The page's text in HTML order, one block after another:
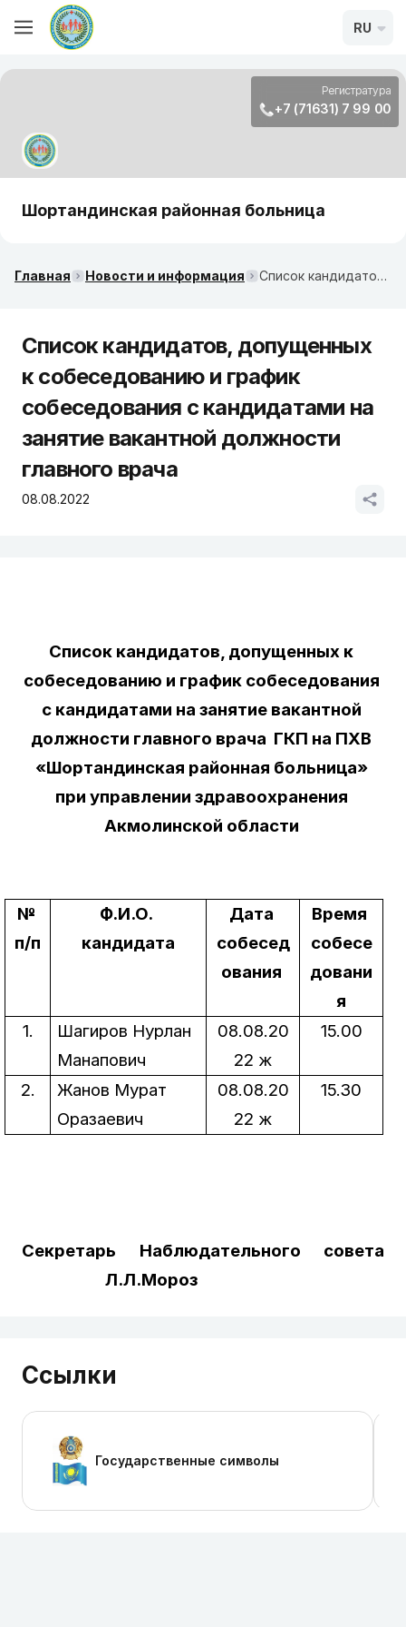
RU
Регистратура
+7 (71631) 7 99 00
Шортандинская районная больница
Главная Новости и информация Список кандидатов, допущенных к собеседованию и график собеседования с кандидатами на занятие вакантной должности главного врача
Список кандидатов, допущенных
к собеседованию и график
собеседования с кандидатами на
занятие вакантной должности
главного врача
08.08.2022
Список кандидатов, допущенных к
собеседованию и график собеседования
с кандидатами на занятие вакантной
должности главного врача  ГКП на ПХВ
«Шортандинская районная больница»
при управлении здравоохранения
Акмолинской области
№
п/п
Ф.И.О.
кандидата
Дата
собесед
ования
Время
собесе
довани
я
1.
Шагиров Нурлан
Манапович
08.08.20
22 ж
15.00
2.
Жанов Мурат
Оразаевич
08.08.20
22 ж
15.30
Секретарь Наблюдательного совета
Л.Л.Мороз
Ссылки
Государственные символы